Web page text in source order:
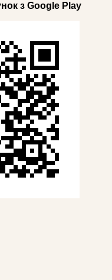
з Google Play